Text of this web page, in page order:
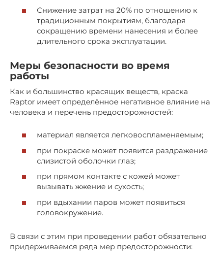
Снижение затрат на 20% по отношению к
традиционным покрытиям, благодаря
сокращению времени нанесения и более
длительного срока эксплуатации.
Меры безопасности во время
работы
Как и большинство красящих веществ, краска
Raptor имеет определённое негативное влияние на
человека и перечень предосторожностей:
материал является легковоспламеняемым;
при покраске может появится раздражение
слизистой оболочки глаз;
при прямом контакте с кожей может
вызывать жжение и сухость;
при вдыхании паров может появиться
головокружение.
В связи с этим при проведении работ обязательно
придерживаемся ряда мер предосторожности: